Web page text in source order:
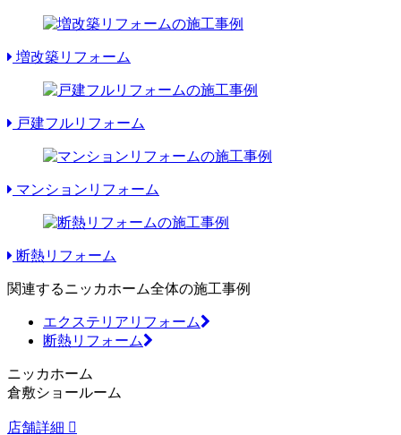
増改築リフォーム
戸建フルリフォーム
マンションリフォーム
断熱リフォーム
関連するニッカホーム全体の施工事例
エクステリアリフォーム
断熱リフォーム
ニッカホーム
倉敷ショールーム
店舗詳細